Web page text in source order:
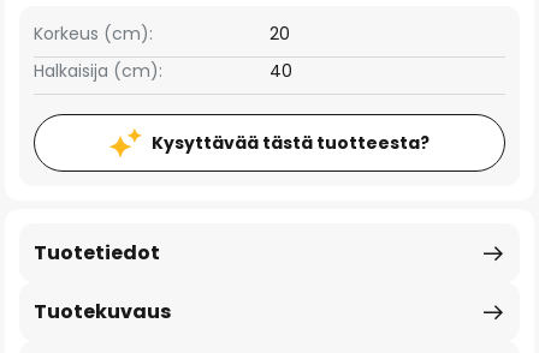
Korkeus (cm):
20
Halkaisija (cm):
40
Kysyttävää tästä tuotteesta?
Tuotekuvaus
Tuotetiedot